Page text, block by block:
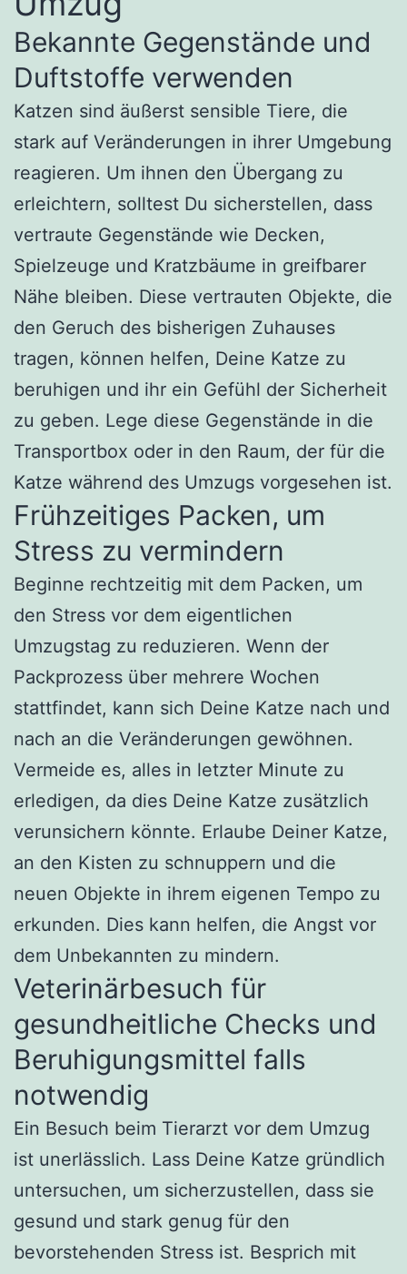
Bekannte Gegenstände und
Duftstoffe verwenden
Katzen sind äußerst sensible Tiere, die
stark auf Veränderungen in ihrer Umgebung
reagieren. Um ihnen den Übergang zu
erleichtern, solltest Du sicherstellen, dass
vertraute Gegenstände wie Decken,
Spielzeuge und Kratzbäume in greifbarer
Nähe bleiben. Diese vertrauten Objekte, die
den Geruch des bisherigen Zuhauses
tragen, können helfen, Deine Katze zu
beruhigen und ihr ein Gefühl der Sicherheit
zu geben. Lege diese Gegenstände in die
Transportbox oder in den Raum, der für die
Katze während des Umzugs vorgesehen ist.
Frühzeitiges Packen, um
Stress zu vermindern
Beginne rechtzeitig mit dem Packen, um
den Stress vor dem eigentlichen
Umzugstag zu reduzieren. Wenn der
Packprozess über mehrere Wochen
stattfindet, kann sich Deine Katze nach und
nach an die Veränderungen gewöhnen.
Vermeide es, alles in letzter Minute zu
erledigen, da dies Deine Katze zusätzlich
verunsichern könnte. Erlaube Deiner Katze,
an den Kisten zu schnuppern und die
neuen Objekte in ihrem eigenen Tempo zu
erkunden. Dies kann helfen, die Angst vor
dem Unbekannten zu mindern.
Veterinärbesuch für
gesundheitliche Checks und
Beruhigungsmittel falls
notwendig
Ein Besuch beim Tierarzt vor dem Umzug
ist unerlässlich. Lass Deine Katze gründlich
untersuchen, um sicherzustellen, dass sie
gesund und stark genug für den
bevorstehenden Stress ist. Besprich mit